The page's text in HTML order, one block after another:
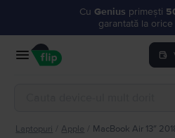
Cu Genius primești
garantată la
Laptopuri Apple MacBook Air 13″